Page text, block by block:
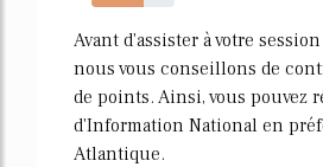
63%
Avant d'assister à votre
nous vous conseillons de
de points. Ainsi, vous pouvez
d'Information National en
Atlantique.